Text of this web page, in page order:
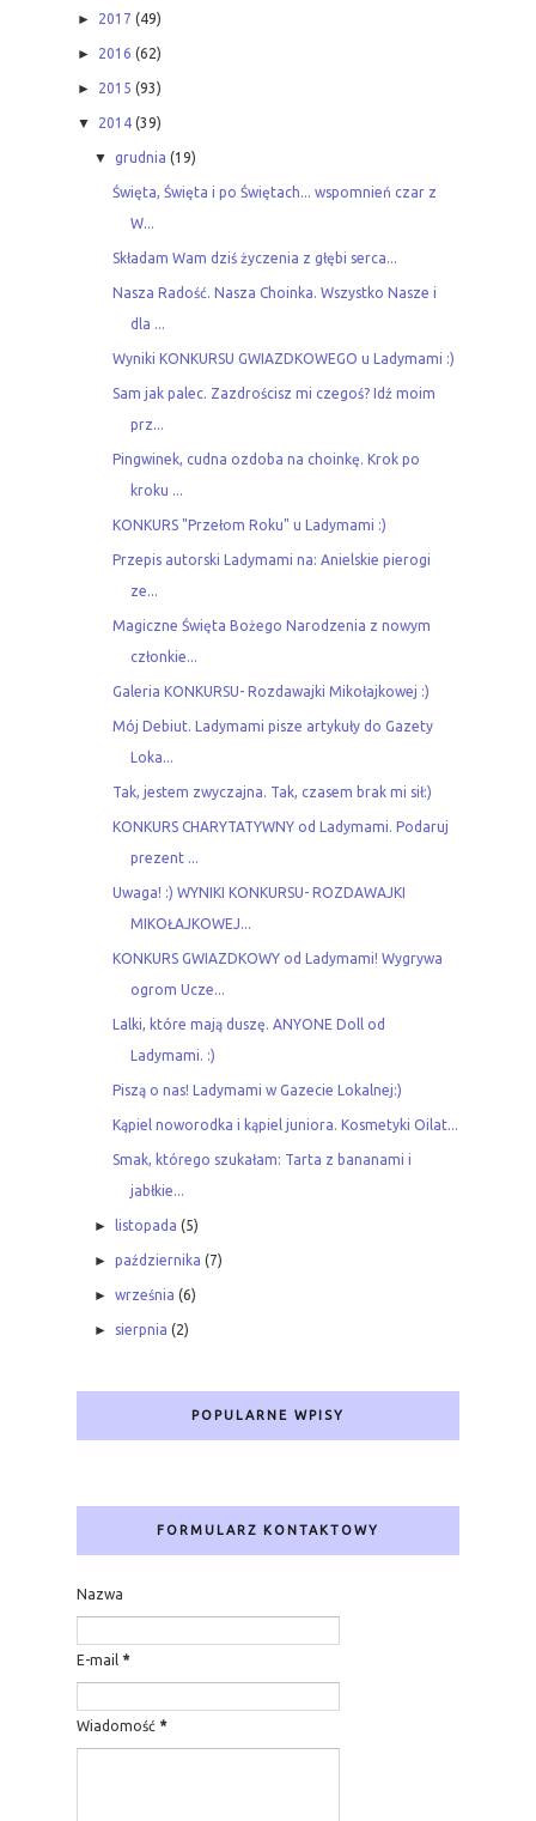
► 2017 (49)
► 2016 (62)
► 2015 (93)
▼ 2014 (39)
▼ grudnia (19)
Święta, Święta i po Świętach... wspomnień czar z
W...
Składam Wam dziś życzenia z głębi serca...
Nasza Radość. Nasza Choinka. Wszystko Nasze i
dla ...
Wyniki KONKURSU GWIAZDKOWEGO u Ladymami :)
Sam jak palec. Zazdrościsz mi czegoś? Idź moim
prz...
Pingwinek, cudna ozdoba na choinkę. Krok po
kroku ...
KONKURS "Przełom Roku" u Ladymami :)
Przepis autorski Ladymami na: Anielskie pierogi
ze...
Magiczne Święta Bożego Narodzenia z nowym
członkie...
Galeria KONKURSU- Rozdawajki Mikołajkowej :)
Mój Debiut. Ladymami pisze artykuły do Gazety
Loka...
Tak, jestem zwyczajna. Tak, czasem brak mi sił:)
KONKURS CHARYTATYWNY od Ladymami. Podaruj
prezent ...
Uwaga! :) WYNIKI KONKURSU- ROZDAWAJKI
MIKOŁAJKOWEJ...
KONKURS GWIAZDKOWY od Ladymami! Wygrywa
ogrom Ucze...
Lalki, które mają duszę. ANYONE Doll od
Ladymami. :)
Piszą o nas! Ladymami w Gazecie Lokalnej:)
Kąpiel noworodka i kąpiel juniora. Kosmetyki Oilat...
Smak, którego szukałam: Tarta z bananami i
jabłkie...
►listopada (5)
►października (7)
►września (6)
► sierpnia (2)
POPULARNE WPISY
FORMULARZ KONTAKTOWY
Nazwa
E-mail *
Wiadomość *